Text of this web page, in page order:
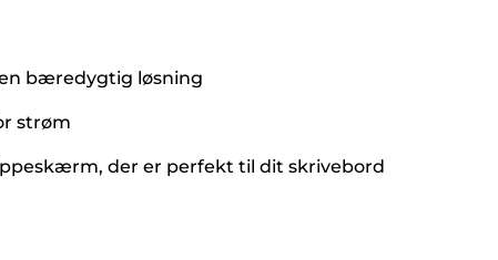
bæredygtig løsning
strøm
der er perfekt til dit skrivebord